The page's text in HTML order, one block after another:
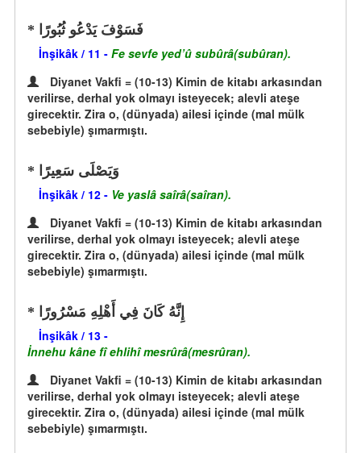
فَسَوْفَ يَدْعُو ثُبُورًا
İnşikâk / 11 - Fe sevfe yed’û subûrâ(subûran).
Diyanet Vakfi = (10-13) Kimin de kitabı arkasından
verilirse, derhal yok olmayı isteyecek; alevli ateşe
girecektir. Zira o, (dünyada) ailesi içinde (mal mülk
sebebiyle) şımarmıştı.
وَيَصْلَى سَعِيرًا
İnşikâk / 12 - Ve yaslâ saîrâ(saîran).
Diyanet Vakfi = (10-13) Kimin de kitabı arkasından
verilirse, derhal yok olmayı isteyecek; alevli ateşe
girecektir. Zira o, (dünyada) ailesi içinde (mal mülk
sebebiyle) şımarmıştı.
إِنَّهُ كَانَ فِي أَهْلِهِ مَسْرُورًا
İnşikâk / 13 -
İnnehu kâne fî ehlihî mesrûrâ(mesrûran).
Diyanet Vakfi = (10-13) Kimin de kitabı arkasından
verilirse, derhal yok olmayı isteyecek; alevli ateşe
girecektir. Zira o, (dünyada) ailesi içinde (mal mülk
sebebiyle) şımarmıştı.